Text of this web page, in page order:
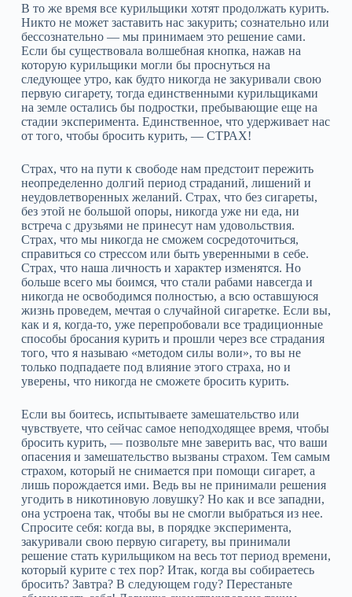
В то же время все курильщики хотят продолжать курить.
Никто не может заставить нас закурить; сознательно или
бессознательно — мы принимаем это решение сами.
Если бы существовала волшебная кнопка, нажав на
которую курильщики могли бы проснуться на
следующее утро, как будто никогда не закуривали свою
первую сигарету, тогда единственными курильщиками
на земле остались бы подростки, пребывающие еще на
стадии эксперимента. Единственное, что удерживает нас
от того, чтобы бросить курить, — СТРАХ!
Страх, что на пути к свободе нам предстоит пережить
неопределенно долгий период страданий, лишений и
неудовлетворенных желаний. Страх, что без сигареты,
без этой не большой опоры, никогда уже ни еда, ни
встреча с друзьями не принесут нам удовольствия.
Страх, что мы никогда не сможем сосредоточиться,
справиться со стрессом или быть уверенными в себе.
Страх, что наша личность и характер изменятся. Но
больше всего мы боимся, что стали рабами навсегда и
никогда не освободимся полностью, а всю оставшуюся
жизнь проведем, мечтая о случайной сигаретке. Если вы,
как и я, когда‑то, уже перепробовали все традиционные
способы бросания курить и прошли через все страдания
того, что я называю «методом силы воли», то вы не
только подпадаете под влияние этого страха, но и
уверены, что никогда не сможете бросить курить.
Если вы боитесь, испытываете замешательство или
чувствуете, что сейчас самое неподходящее время, чтобы
бросить курить, — позвольте мне заверить вас, что ваши
опасения и замешательство вызваны страхом. Тем самым
страхом, который не снимается при помощи сигарет, а
лишь порождается ими. Ведь вы не принимали решения
угодить в никотиновую ловушку? Но как и все западни,
она устроена так, чтобы вы не смогли выбраться из нее.
Спросите себя: когда вы, в порядке эксперимента,
закуривали свою первую сигарету, вы принимали
решение стать курильщиком на весь тот период времени,
который курите с тех пор? Итак, когда вы собираетесь
бросить? Завтра? В следующем году? Перестаньте